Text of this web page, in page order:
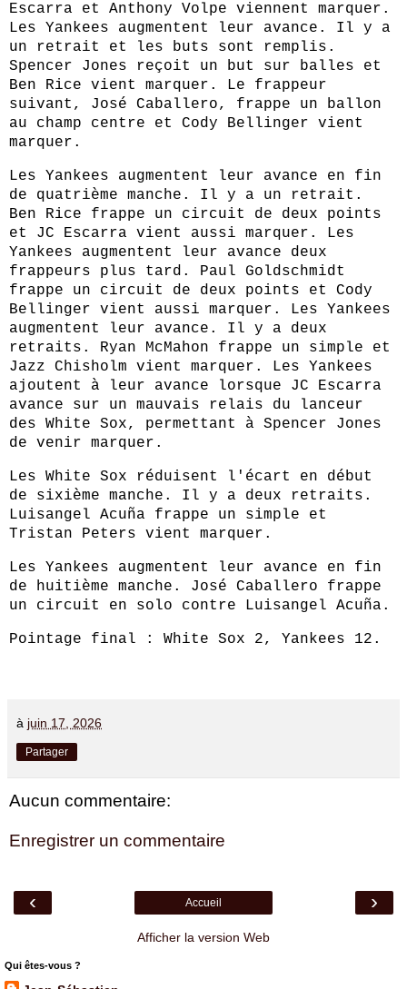
Escarra et Anthony Volpe viennent marquer.
Les Yankees augmentent leur avance. Il y a
un retrait et les buts sont remplis.
Spencer Jones reçoit un but sur balles et
Ben Rice vient marquer. Le frappeur
suivant, José Caballero, frappe un ballon
au champ centre et Cody Bellinger vient
marquer.
Les Yankees augmentent leur avance en fin
de quatrième manche. Il y a un retrait.
Ben Rice frappe un circuit de deux points
et JC Escarra vient aussi marquer. Les
Yankees augmentent leur avance deux
frappeurs plus tard. Paul Goldschmidt
frappe un circuit de deux points et Cody
Bellinger vient aussi marquer. Les Yankees
augmentent leur avance. Il y a deux
retraits. Ryan McMahon frappe un simple et
Jazz Chisholm vient marquer. Les Yankees
ajoutent à leur avance lorsque JC Escarra
avance sur un mauvais relais du lanceur
des White Sox, permettant à Spencer Jones
de venir marquer.
Les White Sox réduisent l'écart en début
de sixième manche. Il y a deux retraits.
Luisangel Acuña frappe un simple et
Tristan Peters vient marquer.
Les Yankees augmentent leur avance en fin
de huitième manche. José Caballero frappe
un circuit en solo contre Luisangel Acuña.
Pointage final : White Sox 2, Yankees 12.
à juin 17, 2026
Partager
Aucun commentaire:
Enregistrer un commentaire
‹ ›
Accueil
Afficher la version Web
Qui êtes-vous ?